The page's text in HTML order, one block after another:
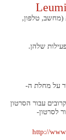
(מחשב, טלפון,
שלהן.
על מחלת ה-
עבור הסרטון
לסרטון-
http://